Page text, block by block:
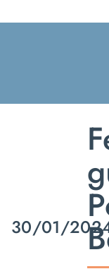
al
30/01/